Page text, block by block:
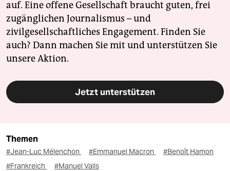
auf. Eine offene Gesellschaft braucht guten, frei
zugänglichen Journalismus – und
zivilgesellschaftliches Engagement. Finden Sie
auch? Dann machen Sie mit und unterstützen Sie
unsere Aktion.
Jetzt unterstützen
Themen
#Jean-Luc Mélenchon #Emmanuel Macron
#Benoît Hamon
#Frankreich
#Manuel Valls